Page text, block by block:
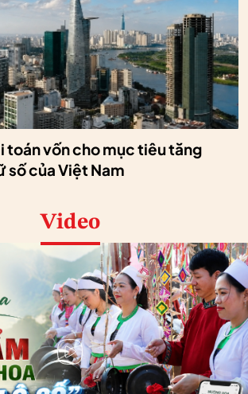
toán vốn cho mục tiêu tăng
số của Việt Nam
Video